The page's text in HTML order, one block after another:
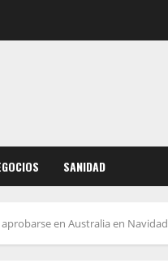
SANIDAD
en Australia en Navidad